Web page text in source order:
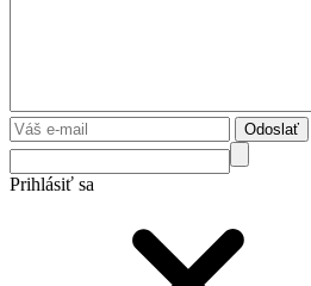
Odoslať
Prihlásiť sa